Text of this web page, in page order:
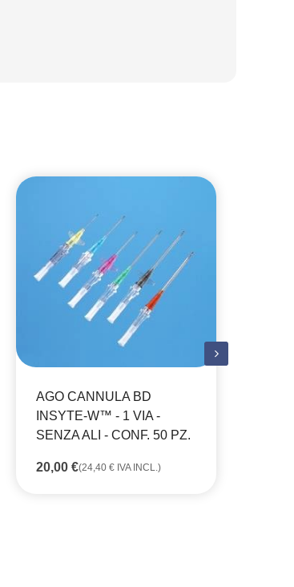
AGO CANNULA BD
INSYTE-W™ - 1 VIA -
SENZA ALI - CONF. 50 PZ.
20,00 €(24,40 € IVA INCL.)